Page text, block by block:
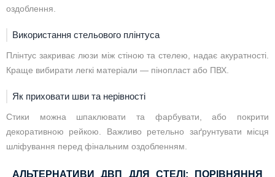
оздоблення.
Використання стельового плінтуса
Плінтус закриває люзи між стіною та стелею, надає акуратності.
Краще вибирати легкі матеріали — пінопласт або ПВХ.
Як приховати шви та нерівності
Стики можна шпаклювати та фарбувати, або покрити
декоративною рейкою. Важливо ретельно заґрунтувати місця
шліфування перед фінальним оздобленням.
АЛЬТЕРНАТИВИ ДВП ДЛЯ СТЕЛІ: ПОРІВНЯННЯ